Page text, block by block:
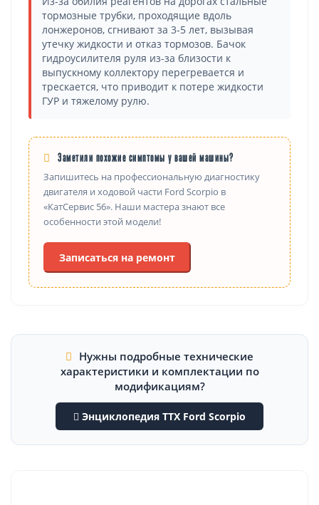
тормозные трубки, проходящие вдоль
лонжеронов, сгнивают за 3-5 лет, вызывая
утечку жидкости и отказ тормозов. Бачок
гидроусилителя руля из-за близости к
выпускному коллектору перегревается и
трескается, что приводит к потере жидкости
ГУР и тяжелому рулю.
Заметили похожие симптомы у вашей машины?
Запишитесь на профессиональную диагностику
двигателя и ходовой части Ford Scorpio в
«КатСервис 56». Наши мастера знают все
особенности этой модели!
Записаться на ремонт
Нужны подробные технические
характеристики и комплектации по
модификациям?
Энциклопедия ТТХ Ford Scorpio